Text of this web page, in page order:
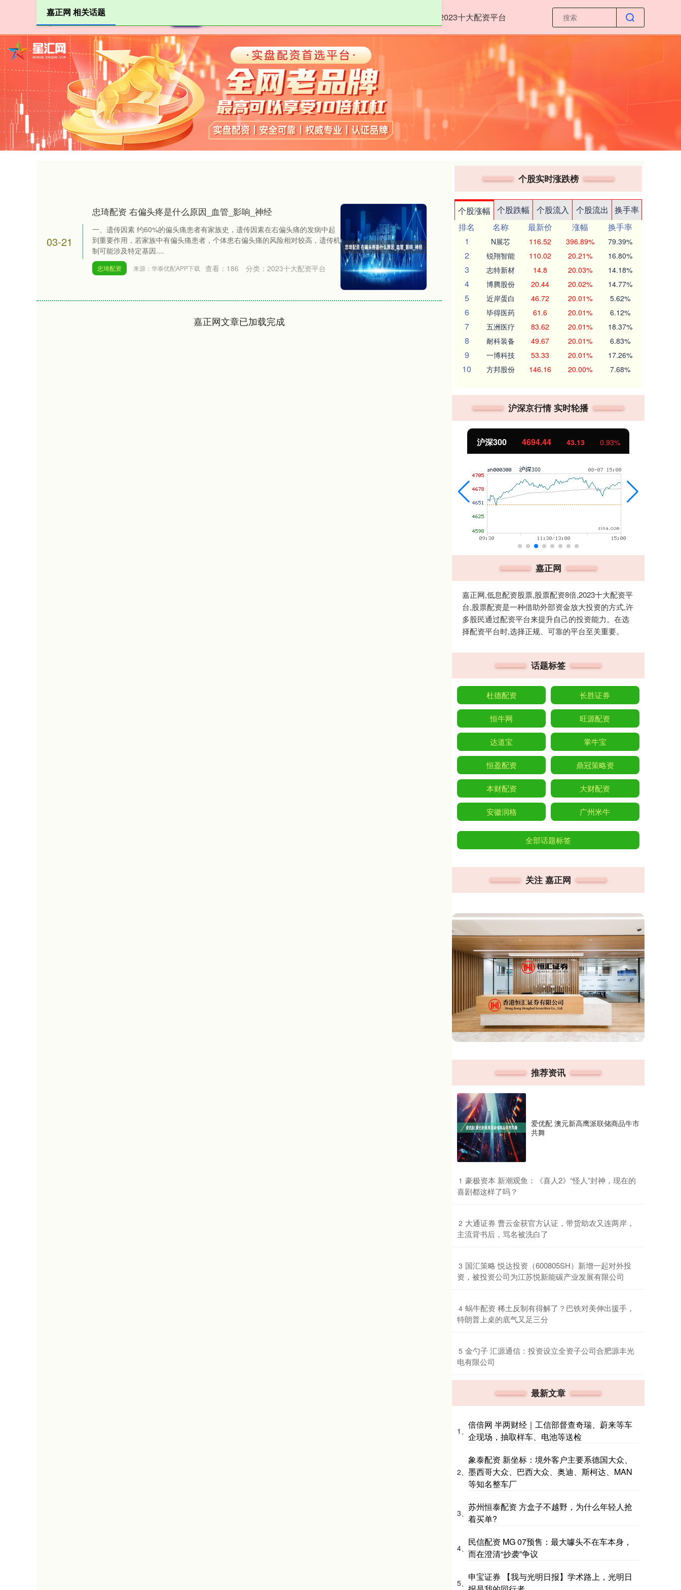
2023十大配资平台
嘉正网 相关话题
03-21
忠琦配资 右偏头疼是什么原因_血管_影响_神经
一、遗传因素 约60%的偏头痛患者有家族史，遗传因素在右偏头痛的发病中起
到重要作用，若家族中有偏头痛患者，个体患右偏头痛的风险相对较高，遗传机
制可能涉及特定基因....
忠琦配资 来源：华泰优配APP下载 查看： 186 分类： 2023十大配资平台
嘉正网文章已加载完成
个股实时涨跌榜
个股涨幅 个股跌幅 个股流入 个股流出
换手率
排名
名称 最新价 涨幅
换手率
1
N展芯 116.52 396.89% 79.39%
2 锐翔智能 110.02 20.21% 16.80%
3 志特新材 14.8 20.03% 14.18%
4 博腾股份 20.44 20.02% 14.77%
5 近岸蛋白 46.72 20.01% 5.62%
6 毕得医药 61.6 20.01% 6.12%
7 五洲医疗 83.62 20.01% 18.37%
8 耐科装备 49.67 20.01% 6.83%
9 一博科技 53.33 20.01% 17.26%
10 方邦股份 146.16 20.00% 7.68%
沪深京行情 实时轮播
沪深300 4694.44 43.13 0.93%
嘉正网
嘉正网,低息配资股票,股票配资8倍,2023十大配资平
台,股票配资是一种借助外部资金放大投资的方式,许
多股民通过配资平台来提升自己的投资能力。在选
择配资平台时,选择正规、可靠的平台至关重要。
话题标签
杜德配资 长胜证券
恒牛网 旺源配资
达道宝 掌牛宝
恒盈配资 鼎冠策略资
本财配资 大财配资
安徽润格 广州米牛
全部话题标签
关注 嘉正网
推荐资讯
爱优配 澳元新高鹰派联储商品牛市
共舞
1 ​豪极资本 新潮观鱼：《喜人2》“怪人”封神，现在的
喜剧都这样了吗？
2 ​大通证券 曹云金获官方认证，带货助农又连两岸，
主流背书后，骂名被洗白了
3 ​国汇策略 悦达投资（600805SH）新增一起对外投
资，被投资公司为江苏悦新能碳产业发展有限公司
4 ​蜗牛配资 稀土反制有得解了？巴铁对美伸出援手，
特朗普上桌的底气又足三分
5 ​金勺子 汇源通信：投资设立全资子公司合肥源丰光
电有限公司
最新文章
1、
倍倍网 半两财经｜工信部督查奇瑞、蔚来等车
企现场，抽取样车、电池等送检
2、
象泰配资 新坐标：境外客户主要系德国大众、
墨西哥大众、巴西大众、奥迪、斯柯达、MAN
等知名整车厂
3、
苏州恒泰配资 方盒子不越野，为什么年轻人抢
着买单?
4、
民信配资 MG 07预售：最大噱头不在车本身，
而在澄清“抄袭”争议
5、
申宝证券 【我与光明日报】学术路上，光明日